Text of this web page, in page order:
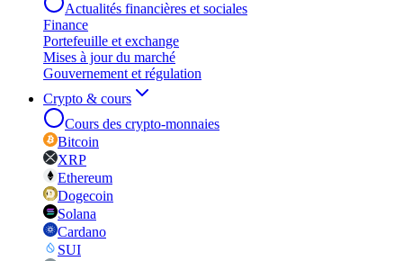
Actualités financières et sociales
Finance
Portefeuille et exchange
Mises à jour du marché
Gouvernement et régulation
Crypto & cours
Cours des crypto-monnaies
Bitcoin
XRP
Ethereum
Dogecoin
Solana
Cardano
SUI